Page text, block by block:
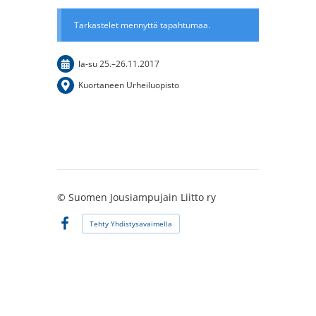
Tarkastelet mennyttä tapahtumaa.
la-su25.–26.11.2017
Kuortaneen Urheiluopisto
© Suomen Jousiampujain Liitto ry
Facebook
Tehty Yhdistysavaimella